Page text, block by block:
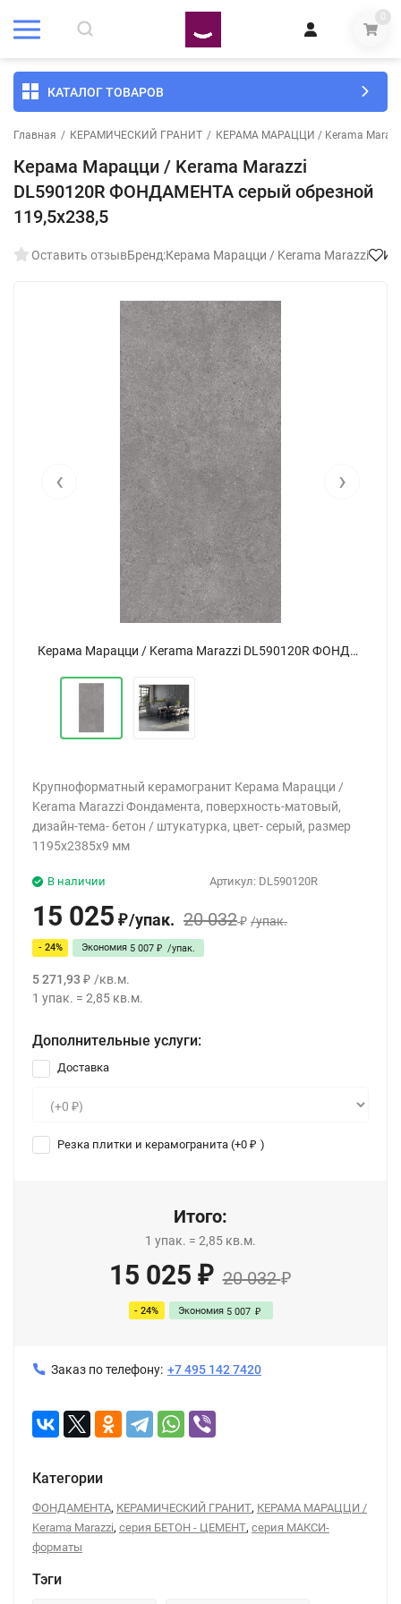
0
КАТАЛОГ ТОВАРОВ
Главная / КЕРАМИЧЕСКИЙ ГРАНИТ / КЕРАМА МАРАЦЦИ / Kerama
Керама Марацци / Kerama Marazzi
DL590120R ФОНДАМЕНТА серый обрезной
119,5x238,5
Оставить отзывБренд:Керама Марацци / Kerama Marazzi
Керама Марацци / Kerama Marazzi DL590120R ФОНДАМЕНТА серый обрезной 119,5x238,5
‹ ›
Крупноформатный керамогранит Керама Марацци /
Kerama Marazzi Фондамента, поверхность-матовый,
дизайн-тема- бетон / штукатурка, цвет- серый, размер
1195x2385x9 мм
Артикул: DL590120R
В наличии
15 025 ₽/упак. 20 032 ₽ /упак.
- 24% Экономия 5 007 ₽ /упак.
5 271,93 ₽ /кв.м.
1 упак. = 2,85 кв.м.
Дополнительные услуги:
Доставка
Резка плитки и керамогранита (+0 ₽ )
Итого:
1 упак. = 2,85 кв.м.
15 025 ₽ 20 032 ₽
- 24% Экономия 5 007 ₽
Заказ по телефону: +7 495 142 7420
Категории
ФОНДАМЕНТА, КЕРАМИЧЕСКИЙ ГРАНИТ, КЕРАМА МАРАЦЦИ /
Kerama Marazzi, серия БЕТОН - ЦЕМЕНТ, серия МАКСИ-
форматы
Тэги